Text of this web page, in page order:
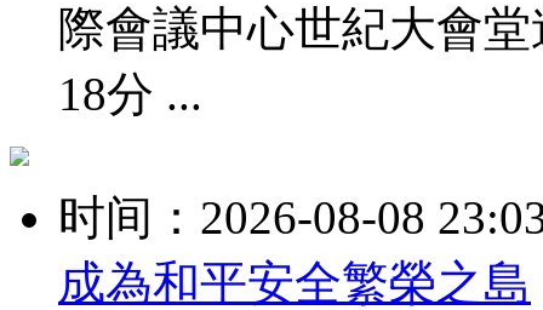
際會議中心世紀大會
18分 ...
时间：2026-08-08
成為和平安全繁榮之島